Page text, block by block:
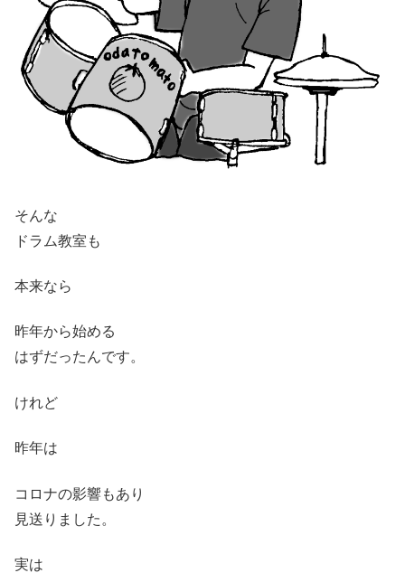
そんな
ドラム教室も
本来なら
昨年から始める
はずだったんです。
けれど
昨年は
コロナの影響もあり
見送りました。
実は